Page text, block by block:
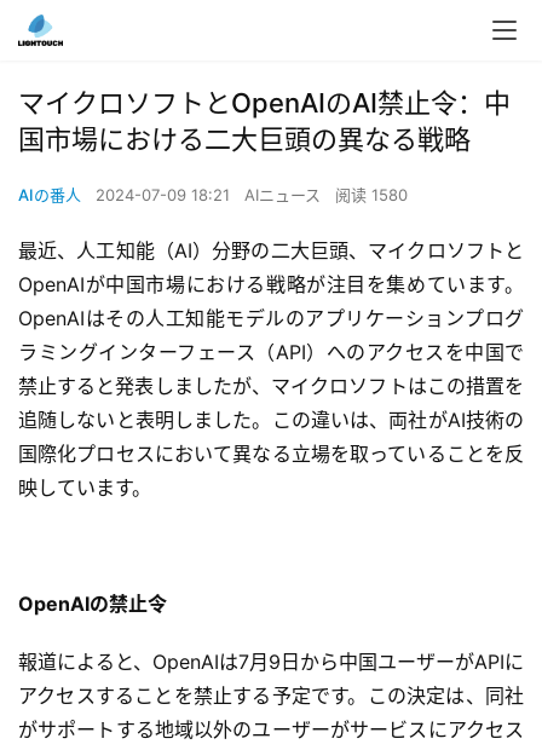
マイクロソフトとOpenAIのAI禁止令：中
国市場における二大巨頭の異なる戦略
AIの番人 2024-07-09 18:21 AIニュース 阅读 1580
最近、人工知能（AI）分野の二大巨頭、マイクロソフトと
OpenAIが中国市場における戦略が注目を集めています。
OpenAIはその人工知能モデルのアプリケーションプログ
ラミングインターフェース（API）へのアクセスを中国で
禁止すると発表しましたが、マイクロソフトはこの措置を
追随しないと表明しました。この違いは、両社がAI技術の
国際化プロセスにおいて異なる立場を取っていることを反
映しています。
OpenAIの禁止令
報道によると、OpenAIは7月9日から中国ユーザーがAPIに
アクセスすることを禁止する予定です。この決定は、同社
がサポートする地域以外のユーザーがサービスにアクセス